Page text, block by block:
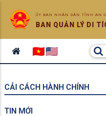
ỦY BAN NHÂN DÂN TỈNH AN
BAN QUẢN LÝ DI
CẢI CÁCH HÀNH CHÍNH
TIN MỚI